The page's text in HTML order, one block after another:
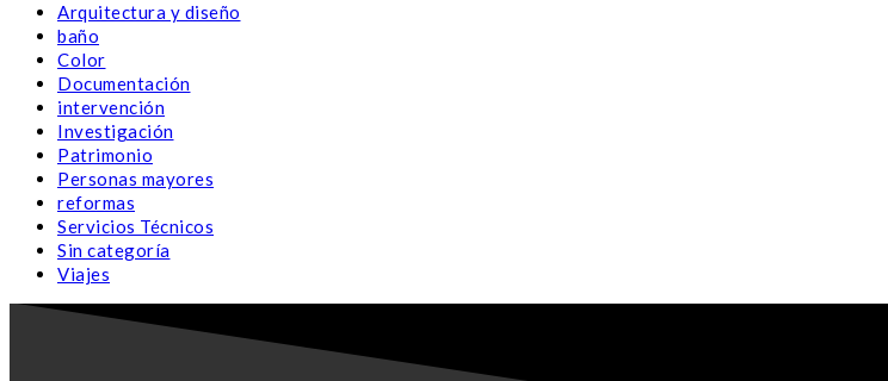
Arquitectura y diseño
baño
Color
Documentación
intervención
Investigación
Patrimonio
Personas mayores
reformas
Servicios Técnicos
Sin categoría
Viajes